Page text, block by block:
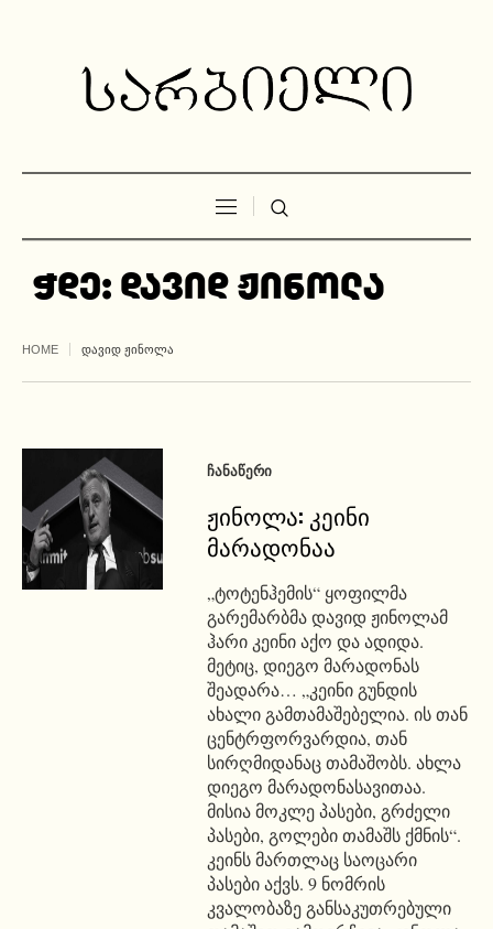
ჭდე: დავიდ ჟინოლა
HOME ᲓᲐᲕᲘᲓ ᲟᲘᲜᲝᲚᲐ
ᲩᲐᲜᲐᲬᲔᲠᲘ
ჟინოლა: კეინი
მარადონაა
„ტოტენჰემის“ ყოფილმა
გარემარბმა დავიდ ჟინოლამ
ჰარი კეინი აქო და ადიდა.
მეტიც, დიეგო მარადონას
შეადარა… „კეინი გუნდის
ახალი გამთამაშებელია. ის თან
ცენტრფორვარდია, თან
სირღმიდანაც თამაშობს. ახლა
დიეგო მარადონასავითაა.
მისია მოკლე პასები, გრძელი
პასები, გოლები თამაშს ქმნის“.
კეინს მართლაც საოცარი
პასები აქვს. 9 ნომრის
კვალობაზე განსაკუთრებული